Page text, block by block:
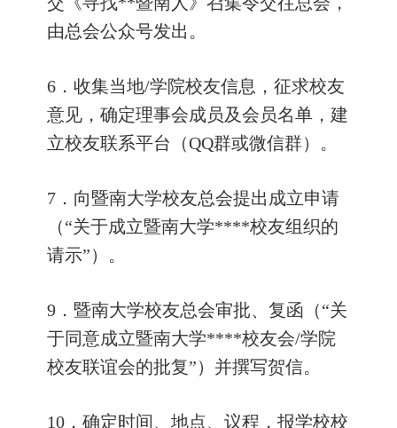
由总会公众号发出。
6 ．收集当地/学院校友信息，征求校友
意见，确定理事会成员及会员名单，建
立校友联系平台（QQ群或微信群）。
7 ．向暨南大学校友总会提出成立申请
（“关于成立暨南大学****校友组织的
请示”）。
9 ．暨南大学校友总会审批、复函（“关
于同意成立暨南大学****校友会/学院
校友联谊会的批复”）并撰写贺信。
10 ．确定时间、地点、议程，报学校校